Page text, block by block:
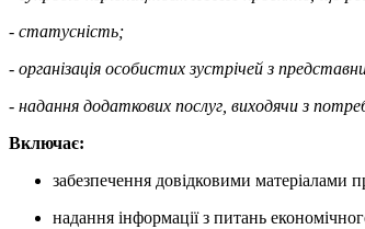
- статусність;
- організація особистих зустрічей з
- надання додаткових послуг, виходячи з
Включає:
забезпечення довідковими матеріалами
надання інформації з питань